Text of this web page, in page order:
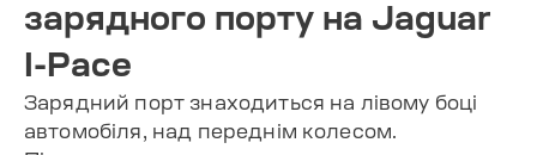
зарядного порту на Jaguar
I-Pace
Зарядний порт знаходиться на лівому боці
автомобіля, над переднім колесом.